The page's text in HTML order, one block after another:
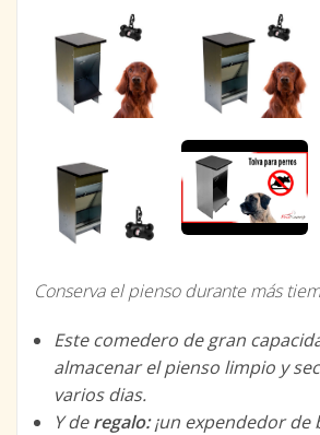
Conserva el pienso durante más
Este comedero de gran
almacenar el pienso limpio y
varios dias.
Y deregalo:¡un expendedor de